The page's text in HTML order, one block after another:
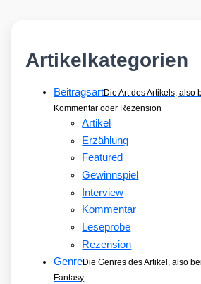
Artikelkategorien
BeitragsartDie Art des Artikels, also
Kommentar oder Rezension
Artikel
Erzählung
Featured
Gewinnspiel
Interview
Kommentar
Leseprobe
Rezension
GenreDie Genres des Artikel, also
Fantasy